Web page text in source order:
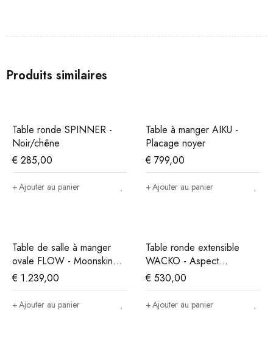
Produits similaires
Table ronde SPINNER -
Noir/chêne
€ 285,00
Ajouter au panier
Table à manger AIKU -
Placage noyer
€ 799,00
Ajouter au panier
Table de salle à manger
ovale FLOW - Moonskin
Off White
€ 1.239,00
Ajouter au panier
Table ronde extensible
WACKO - Aspect
marbre/anthracite
€ 530,00
Ajouter au panier